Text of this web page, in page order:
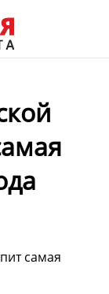
самая